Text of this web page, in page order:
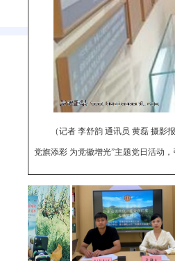
（记者 李舒韵 通讯员 黄磊 摄
党旗添彩 为党徽增光”主题党日活动
炽短暂而光辉的一生。方运炽烈士出
方特派员、中共中央巡视员、中共安
党的事业呕心沥血，九死而不悔，生